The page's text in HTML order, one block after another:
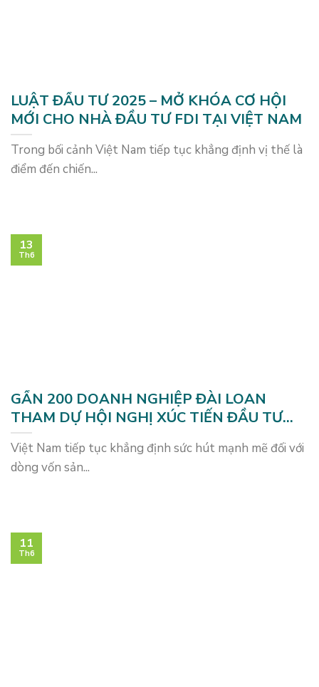
LUẬT ĐẦU TƯ 2025 – MỞ KHÓA CƠ HỘI
MỚI CHO NHÀ ĐẦU TƯ FDI TẠI VIỆT NAM
Trong bối cảnh Việt Nam tiếp tục khẳng định vị thế là
điểm đến chiến...
GẦN 200 DOANH NGHIỆP ĐÀI LOAN
THAM DỰ HỘI NGHỊ XÚC TIẾN ĐẦU TƯ
2026
Việt Nam tiếp tục khẳng định sức hút mạnh mẽ đối với
dòng vốn sản...
13
Th6
11
Th6